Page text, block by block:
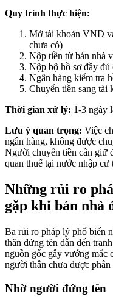
Quy trình thực hiện:
Mở tài khoản VNĐ
chưa có)
Nộp tiền từ bán nhà
Nộp bộ hồ sơ đầy đủ
Ngân hàng kiểm tra
Chuyển tiền sang tài
Thời gian xử lý: 1-3 ngày
Lưu ý quan trọng: Việc
ngân hàng, không được
Người chuyển tiền cần giữ
quan thuế tại nước nhập cư
Những rủi ro
gặp khi bán nhà
Ba rủi ro pháp lý phổ biến
thân đứng tên dẫn đến
nguồn gốc gây vướng mắc
người thân chưa được phân
Nhờ người đứng tên